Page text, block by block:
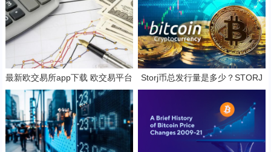
最新欧交易所app下载 欧交易平台
v6.17.0最新版
Storj币总发行量是多少？STORJ
是一项好的投资吗？